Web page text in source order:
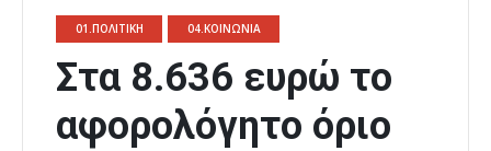
01.ΠΟΛΙΤΙΚΗ 04.ΚΟΙΝΩΝΙΑ
Στα 8.636 ευρώ το
αφορολόγητο όριο